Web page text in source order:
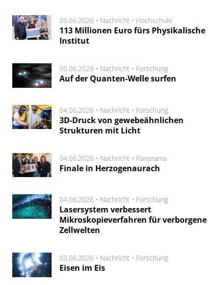
05.06.2026 • Nachricht • Hochschule
113 Millionen Euro fürs Physikalische
Institut
05.06.2026 • Nachricht • Forschung
Auf der Quanten-Welle surfen
04.06.2026 • Nachricht • Forschung
3D-Druck von gewebeähnlichen
Strukturen mit Licht
04.06.2026 • Nachricht • Panorama
Finale in Herzogenaurach
04.06.2026 • Nachricht • Forschung
Lasersystem verbessert
Mikroskopieverfahren für verborgene
Zellwelten
03.06.2026 • Nachricht • Forschung
Eisen im Eis